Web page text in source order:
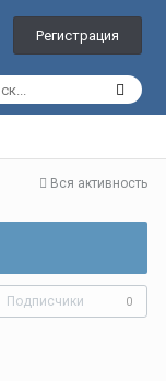
Регистрация
Вся активность
Подписчики 0